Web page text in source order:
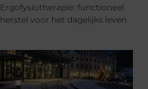
Ergofysiotherapie: functioneel
herstel voor het dagelijks leven